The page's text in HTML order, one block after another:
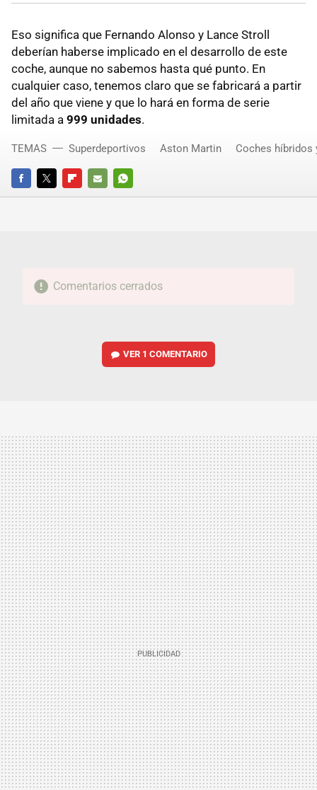
Eso significa que Fernando Alonso y Lance Stroll
deberían haberse implicado en el desarrollo de este
coche, aunque no sabemos hasta qué punto. En
cualquier caso, tenemos claro que se fabricará a partir
del año que viene y que lo hará en forma de serie
limitada a 999 unidades.
FACEBOOKTWITTERFLIPBOARD
E-
WHATSAPP
TEMAS Superdeportivos Aston Martin Coches híbridos
Comentarios cerrados
VER 1 COMENTARIO